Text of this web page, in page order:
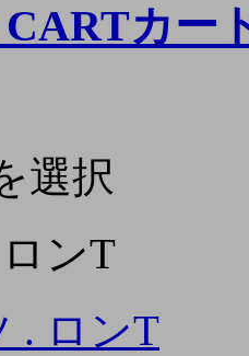
カー
選択
ンT
. ロンT